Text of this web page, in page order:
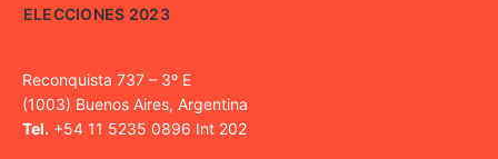
ELECCIONES 2023
Reconquista 737 – 3º E
(1003) Buenos Aires, Argentina
Tel. +54 11 5235 0896 Int 202